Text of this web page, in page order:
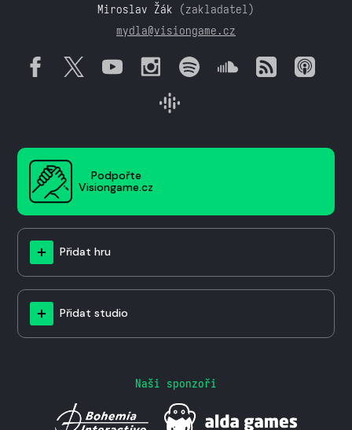
Miroslav Žák (zakladatel)
mydla@visiongame.cz
Podpořte
Visiongame.cz
Přidat hru
Přidat studio
Naši sponzoři